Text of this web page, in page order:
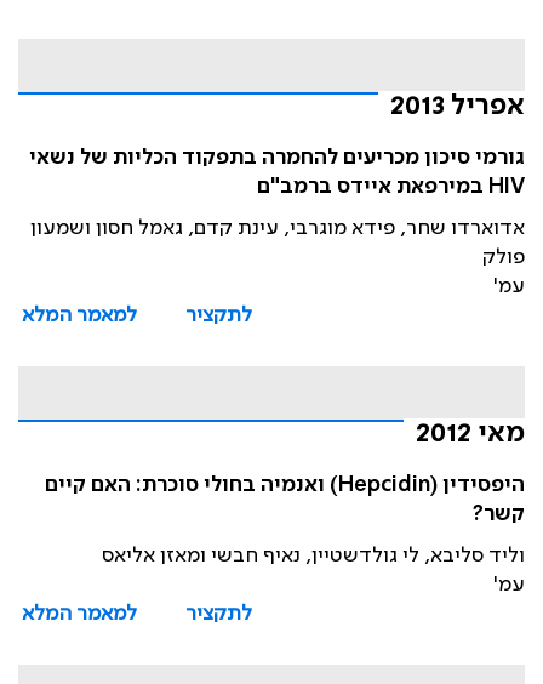
אפריל 2013
גורמי סיכון מכריעים להחמרה בתפקוד הכליות של נשאי
HIV במירפאת איידס ברמב"ם
אדוארדו שחר, פידא מוגרבי, עינת קדם, גאמל חסון ושמעון
פולק
עמ'
לתקציר
למאמר המלא
מאי 2012
היפסידין (Hepcidin) ואנמיה בחולי סוכרת: האם קיים
קשר?
וליד סליבא, לי גולדשטיין, נאיף חבשי ומאזן אליאס
עמ'
לתקציר
למאמר המלא